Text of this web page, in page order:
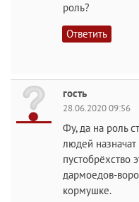
роль?
Ответить
гость
28.06.2020 09:56
Фу, да на роль
людей назначат
пустобрёхство
дармоедов-
кормушке.